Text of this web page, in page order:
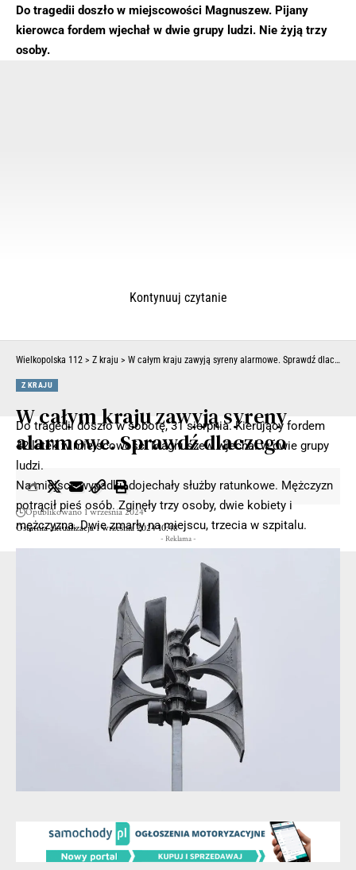
Do tragedii doszło w miejscowości Magnuszew. Pijany
kierowca fordem wjechał w dwie grupy ludzi. Nie żyją trzy
osoby.
Do tragedii doszło w sobotę, 31 sierpnia. Kierujący fordem
42-latek w miejscowości Magnuszew wjechał w dwie grupy
ludzi.
Na miejsce wypadku dojechały służby ratunkowe. Mężczyzn
potrącił pieś osób. Zginęły trzy osoby, dwie kobiety i
mężczyzna. Dwie zmarły na miejscu, trzecia w szpitalu.
- Reklama -
Kontynuuj czytanie
Wielkopolska 112 > Z kraju > W całym kraju zawyją syreny alarmowe. Sprawdź dlaczego
Z KRAJU
W całym kraju zawyją syreny
alarmowe. Sprawdź dlaczego
Ostatnia aktualizacja 1 września 2024 10:48
Opublikowano 1 września 2024